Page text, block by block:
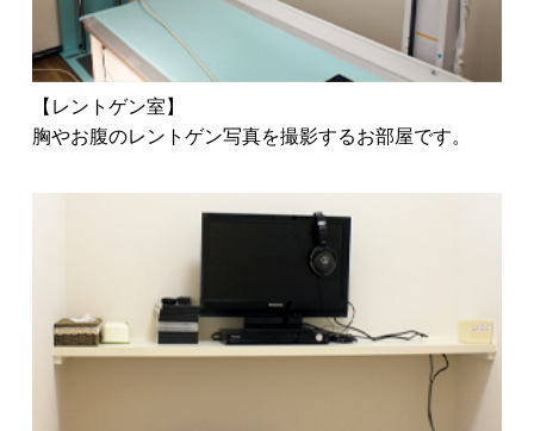
【レントゲン室】
胸やお腹のレントゲン写真を撮影するお部屋です。